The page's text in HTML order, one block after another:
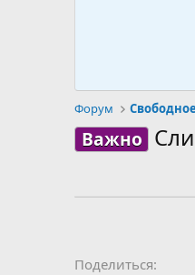
Форум
Важно
Поделиться: